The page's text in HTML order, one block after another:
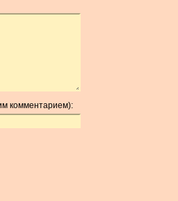
комментарием):